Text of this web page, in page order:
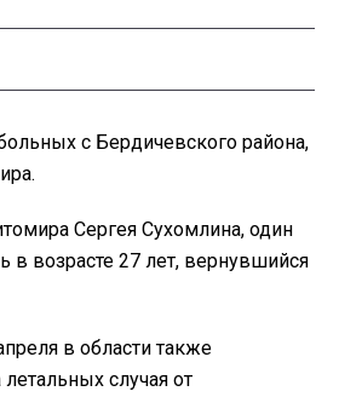
с Бердичевского района,
Сергея Сухомлина, один
в возрасте 27 лет, вернувшийся
в области также
случая от